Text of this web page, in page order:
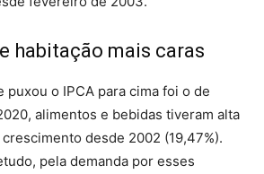
habitação mais caras
puxou o IPCA para cima foi o de
alimentos e bebidas tiveram alta
desde 2002 (19,47%).
pela demanda por esses